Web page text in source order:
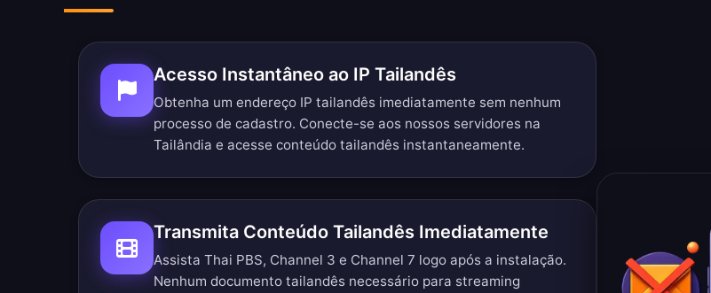
Acesso Instantâneo ao IP Tailandês
Obtenha um endereço IP tailandês imediatamente sem nenhum
processo de cadastro. Conecte-se aos nossos servidores na
Tailândia e acesse conteúdo tailandês instantaneamente.
Transmita Conteúdo Tailandês Imediatamente
Assista Thai PBS, Channel 3 e Channel 7 logo após a instalação.
Nenhum documento tailandês necessário para streaming